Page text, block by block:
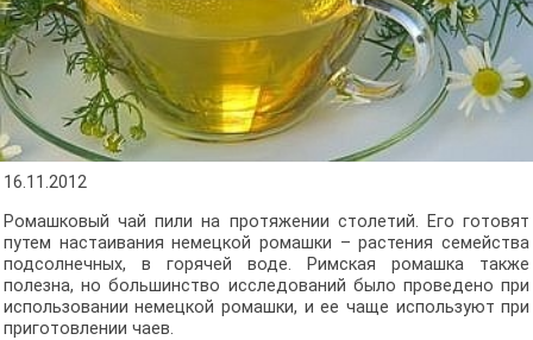
16.11.2012
Ромашковый чай пили на протяжении столетий. Его готовят
путем настаивания немецкой ромашки – растения семейства
подсолнечных, в горячей воде. Римская ромашка также
полезна, но большинство исследований было проведено при
использовании немецкой ромашки, и ее чаще используют при
приготовлении чаев.